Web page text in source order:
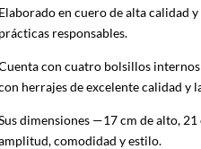
Elaborado en cuero de alta calidad
prácticas responsables.
con cuatro bolsillos
herrajes de excelente calidad y
dimensiones —17 cm de alto,
comodidad y estilo.